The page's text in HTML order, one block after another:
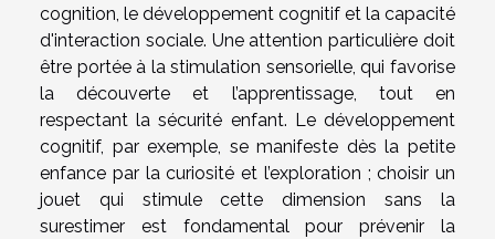
cognition, le développement cognitif et la capacité
d'interaction sociale. Une attention particulière doit
être portée à la stimulation sensorielle, qui favorise
la découverte et l’apprentissage, tout en
respectant la sécurité enfant. Le développement
cognitif, par exemple, se manifeste dès la petite
enfance par la curiosité et l’exploration ; choisir un
jouet qui stimule cette dimension sans la
surestimer est fondamental pour prévenir la